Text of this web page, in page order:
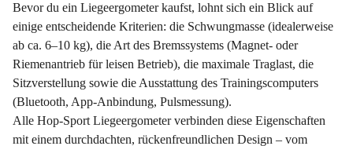
Bevor du ein Liegeergometer kaufst, lohnt sich ein Blick auf
einige entscheidende Kriterien: die Schwungmasse (idealerweise
ab ca. 6–10 kg), die Art des Bremssystems (Magnet- oder
Riemenantrieb für leisen Betrieb), die maximale Traglast, die
Sitzverstellung sowie die Ausstattung des Trainingscomputers
(Bluetooth, App-Anbindung, Pulsmessung).
Alle Hop-Sport Liegeergometer verbinden diese Eigenschaften
mit einem durchdachten, rückenfreundlichen Design – vom